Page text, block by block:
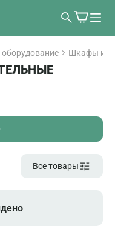
оборудование Шкафы и
Все товары